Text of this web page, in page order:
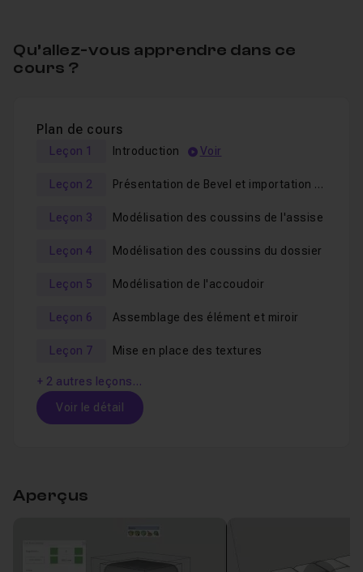
l’alternative gratuite à Photoshop
Intégrer votre modèle dans
Optimiser l’éclairage et la mise en scène comme un
Pourquoi suivre ce tuto ?
Maîtrisez enfin les formes organiques
SketchUp
Créez des modèles uniques
contenter de la 3D Warehouse
Améliorez vos rendus
✅ Modélisateurs 3D voulant créer du mobilier
personnalisé
Qu’allez-vous apprendre dans ce
cours ?
Plan de cours
Leçon 1 Introduction Voir
Leçon 2 Présentation de Bevel et importation des visuels de référence
Leçon 3 Modélisation des coussins de l'assise
Leçon 4 Modélisation des coussins du dossier
Leçon 5 Modélisation de l'accoudoir
Leçon 6 Assemblage des élément et miroir
Leçon 7 Mise en place des textures
+ 2 autres leçons…
Voir le détail
Voir
Aperçus